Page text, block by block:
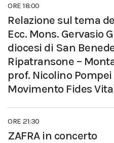
ORE 18:00
Relazione sul tema
Ecc. Mons. Gervasio
diocesi di San
Ripatransone –
prof. Nicolino
Movimento Fides
ORE 21:30
ZAFRA in concerto